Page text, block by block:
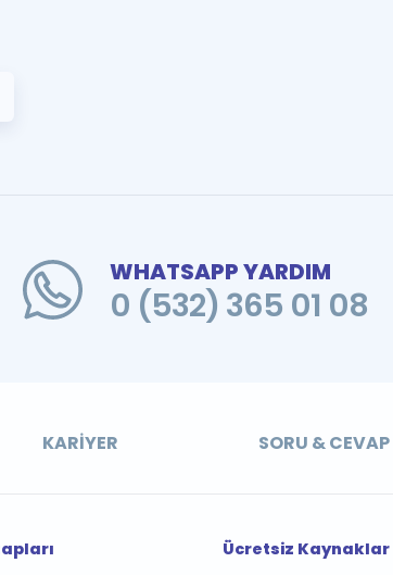
WHATSAPP YARDIM
0 (532) 365 01 08
KARIYER SORU & CEVAP
Ücretsiz Kaynaklar